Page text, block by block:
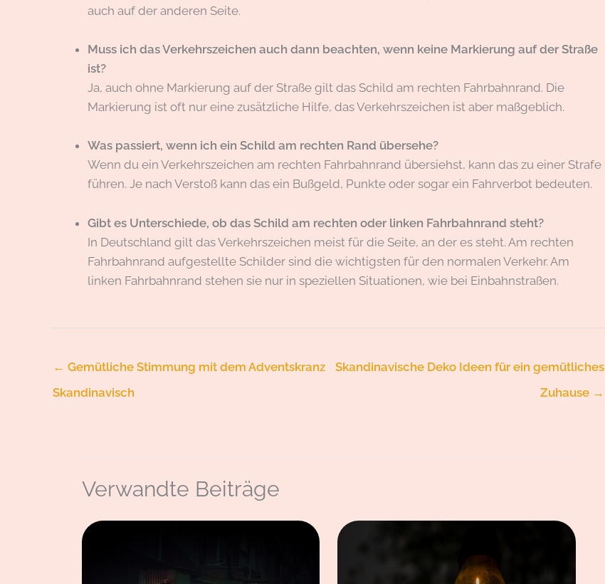
auch auf der anderen Seite.
Muss ich das Verkehrszeichen auch dann beachten, wenn keine Markierung auf der Straße
ist?
Ja, auch ohne Markierung auf der Straße gilt das Schild am rechten Fahrbahnrand. Die
Markierung ist oft nur eine zusätzliche Hilfe, das Verkehrszeichen ist aber maßgeblich.
Was passiert, wenn ich ein Schild am rechten Rand übersehe?
Wenn du ein Verkehrszeichen am rechten Fahrbahnrand übersiehst, kann das zu einer Strafe
führen. Je nach Verstoß kann das ein Bußgeld, Punkte oder sogar ein Fahrverbot bedeuten.
Gibt es Unterschiede, ob das Schild am rechten oder linken Fahrbahnrand steht?
In Deutschland gilt das Verkehrszeichen meist für die Seite, an der es steht. Am rechten
Fahrbahnrand aufgestellte Schilder sind die wichtigsten für den normalen Verkehr. Am
linken Fahrbahnrand stehen sie nur in speziellen Situationen, wie bei Einbahnstraßen.
← Gemütliche Stimmung mit dem Adventskranz
Skandinavisch
Skandinavische Deko Ideen für ein gemütliches
Zuhause →
Verwandte Beiträge